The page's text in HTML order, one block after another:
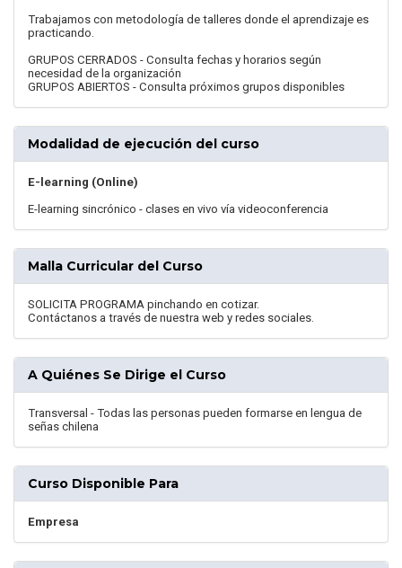
Trabajamos con metodología de talleres donde el aprendizaje es
practicando.
GRUPOS CERRADOS - Consulta fechas y horarios según
necesidad de la organización
GRUPOS ABIERTOS - Consulta próximos grupos disponibles
Modalidad de ejecución del curso
E-learning (Online)
E-learning sincrónico - clases en vivo vía videoconferencia
Malla Curricular del Curso
SOLICITA PROGRAMA pinchando en cotizar.
Contáctanos a través de nuestra web y redes sociales.
A Quiénes Se Dirige el Curso
Transversal - Todas las personas pueden formarse en lengua de
señas chilena
Curso Disponible Para
Empresa